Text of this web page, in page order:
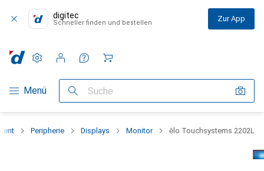
digitec
Schneller finden und bestellen Zur App
Navigation nach Kategorien
Menü Suche
Einstellungen
Kundenkonto
Vergleichslisten
Merklisten
Warenkorb
Peripherie Displays Monitor ēlo Touchsystems 2202L